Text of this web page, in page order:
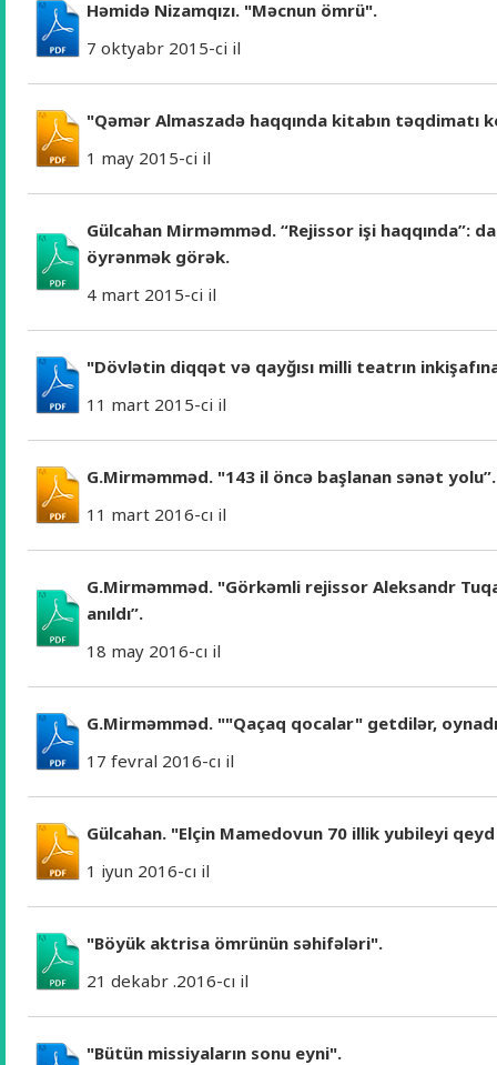
Həmidə Nizamqızı. "Məcnun ömrü".
7 oktyabr 2015-ci il
"Qəmər Almaszadə haqqında kitabın təqdimatı
1 may 2015-ci il
Gülcahan Mirməmməd. “Rejissor işi haqqında”:
öyrənmək görək.
4 mart 2015-ci il
"Dövlətin diqqət və qayğısı milli teatrın
11 mart 2015-ci il
G.Mirməmməd. "143 il öncə başlanan sənət yolu”.
11 mart 2016-cı il
G.Mirməmməd. "Görkəmli rejissor Aleksandr
anıldı”.
18 may 2016-cı il
G.Mirməmməd. ""Qaçaq qocalar" getdilər,
17 fevral 2016-cı il
Gülcahan. "Elçin Mamedovun 70 illik yubileyi
1 iyun 2016-cı il
"Böyük aktrisa ömrünün səhifələri".
21 dekabr .2016-cı il
"Bütün missiyaların sonu eyni".